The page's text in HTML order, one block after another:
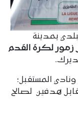
بمدينة
لكرة القدم
المستقبل؛
هدفين لصالح